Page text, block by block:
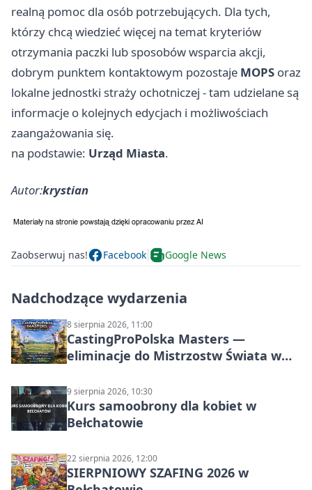
realną pomoc dla osób potrzebujących. Dla tych,
którzy chcą wiedzieć więcej na temat kryteriów
otrzymania paczki lub sposobów wsparcia akcji,
dobrym punktem kontaktowym pozostaje MOPS oraz
lokalne jednostki straży ochotniczej - tam udzielane są
informacje o kolejnych edycjach i możliwościach
zaangażowania się.
na podstawie: Urząd Miasta.
Autor:krystian
Zaobserwuj nas! Facebook Google News
Nadchodzące wydarzenia
8 sierpnia 2026, 11:00
CastingProPolska Masters —
eliminacje do Mistrzostw Świata w
9 sierpnia 2026, 10:30
Kurs samoobrony dla kobiet w
Bełchatowie
22 sierpnia 2026, 12:00
SIERPNIOWY SZAFING 2026 w